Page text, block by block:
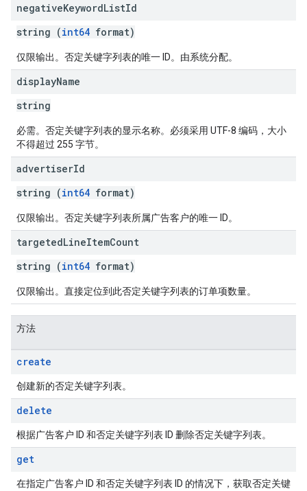
negativeKeywordListId
string (int64 format)
仅限输出。否定关键字列表的唯一 ID。由系统分配。
displayName
string
必需。否定关键字列表的显示名称。必须采用 UTF-8 编码，大小
不得超过 255 字节。
advertiserId
string (int64 format)
仅限输出。否定关键字列表所属广告客户的唯一 ID。
targetedLineItemCount
string (int64 format)
仅限输出。直接定位到此否定关键字列表的订单项数量。
方法
create
创建新的否定关键字列表。
delete
根据广告客户 ID 和否定关键字列表 ID 删除否定关键字列表。
get
在指定广告客户 ID 和否定关键字列表 ID 的情况下，获取否定关键